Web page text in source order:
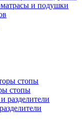
и подушки
стопы